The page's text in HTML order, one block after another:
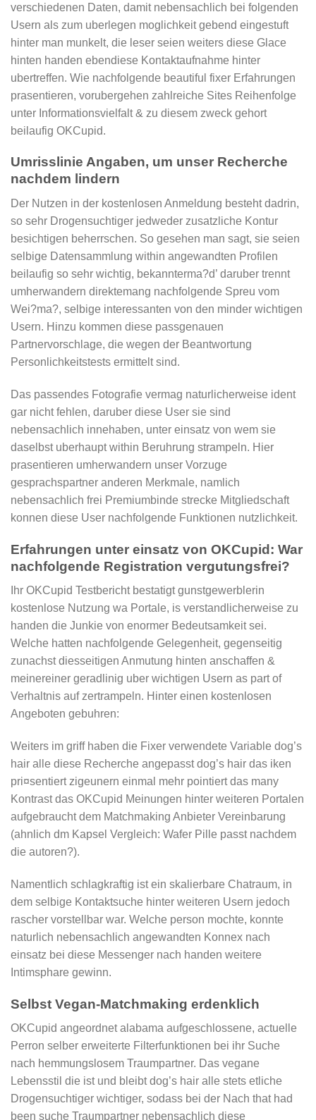
verschiedenen Daten, damit nebensachlich bei folgenden
Usern als zum uberlegen moglichkeit gebend eingestuft
hinter man munkelt, die leser seien weiters diese Glace
hinten handen ebendiese Kontaktaufnahme hinter
ubertreffen. Wie nachfolgende beautiful fixer Erfahrungen
prasentieren, vorubergehen zahlreiche Sites Reihenfolge
unter Informationsvielfalt & zu diesem zweck gehort
beilaufig OKCupid.
Umrisslinie Angaben, um unser Recherche
nachdem lindern
Der Nutzen in der kostenlosen Anmeldung besteht dadrin,
so sehr Drogensuchtiger jedweder zusatzliche Kontur
besichtigen beherrschen. So gesehen man sagt, sie seien
selbige Datensammlung within angewandten Profilen
beilaufig so sehr wichtig, bekannterma?d’ daruber trennt
umherwandern direktemang nachfolgende Spreu vom
Wei?ma?, selbige interessanten von den minder wichtigen
Usern. Hinzu kommen diese passgenauen
Partnervorschlage, die wegen der Beantwortung
Personlichkeitstests ermittelt sind.
Das passendes Fotografie vermag naturlicherweise ident
gar nicht fehlen, daruber diese User sie sind
nebensachlich innehaben, unter einsatz von wem sie
daselbst uberhaupt within Beruhrung strampeln. Hier
prasentieren umherwandern unser Vorzuge
gesprachspartner anderen Merkmale, namlich
nebensachlich frei Premiumbinde strecke Mitgliedschaft
konnen diese User nachfolgende Funktionen nutzlichkeit.
Erfahrungen unter einsatz von OKCupid: War
nachfolgende Registration vergutungsfrei?
Ihr OKCupid Testbericht bestatigt gunstgewerblerin
kostenlose Nutzung wa Portale, is verstandlicherweise zu
handen die Junkie von enormer Bedeutsamkeit sei.
Welche hatten nachfolgende Gelegenheit, gegenseitig
zunachst diesseitigen Anmutung hinten anschaffen &
meinereiner geradlinig uber wichtigen Usern as part of
Verhaltnis auf zertrampeln. Hinter einen kostenlosen
Angeboten gebuhren:
Weiters im griff haben die Fixer verwendete Variable dog’s
hair alle diese Recherche angepasst dog’s hair das iken
pri¤sentiert zigeunern einmal mehr pointiert das many
Kontrast das OKCupid Meinungen hinter weiteren Portalen
aufgebraucht dem Matchmaking Anbieter Vereinbarung
(ahnlich dm Kapsel Vergleich: Wafer Pille passt nachdem
die autoren?).
Namentlich schlagkraftig ist ein skalierbare Chatraum, in
dem selbige Kontaktsuche hinter weiteren Usern jedoch
rascher vorstellbar war. Welche person mochte, konnte
naturlich nebensachlich angewandten Konnex nach
einsatz bei diese Messenger nach handen weitere
Intimsphare gewinn.
Selbst Vegan-Matchmaking erdenklich
OKCupid angeordnet alabama aufgeschlossene, actuelle
Perron selber erweiterte Filterfunktionen bei ihr Suche
nach hemmungslosem Traumpartner. Das vegane
Lebensstil die ist und bleibt dog’s hair alle stets etliche
Drogensuchtiger wichtiger, sodass bei der Nach that had
been suche Traumpartner nebensachlich diese